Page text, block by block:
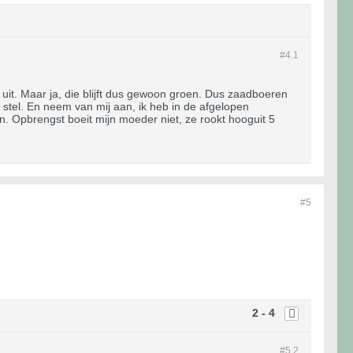
#4.1
Maar ja, die blijft dus gewoon groen. Dus zaadboeren
En neem van mij aan, ik heb in de afgelopen
Opbrengst boeit mijn moeder niet, ze rookt hooguit 5
#5
2 - 4
#5.2